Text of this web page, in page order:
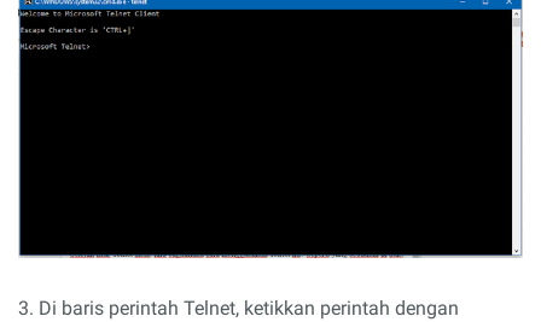
3. Di baris perintah Telnet, ketikkan perintah dengan